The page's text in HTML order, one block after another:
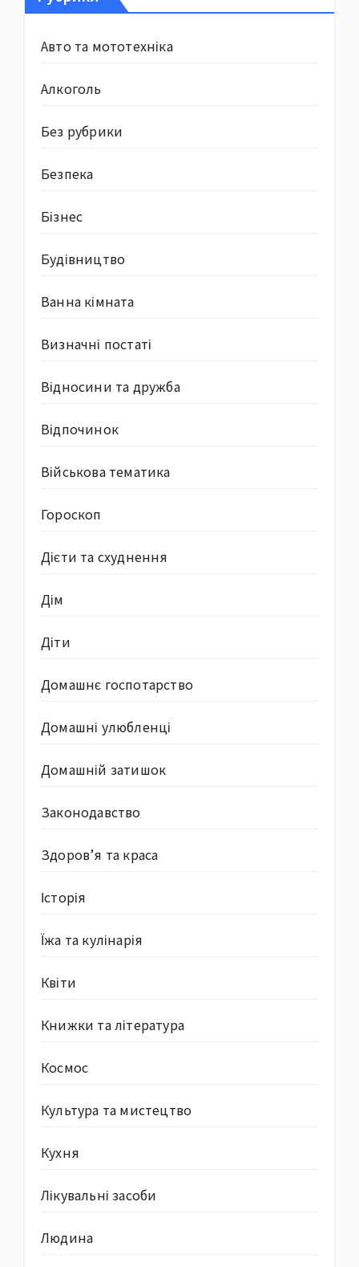
Авто та мототехніка
Алкоголь
Без рубрики
Безпека
Бізнес
Будівництво
Ванна кімната
Визначні постаті
Відносини та дружба
Відпочинок
Військова тематика
Гороскоп
Дієти та схуднення
Дім
Діти
Домашнє госпотарство
Домашні улюбленці
Домашній затишок
Законодавство
Здоров’я та краса
Історія
Їжа та кулінарія
Квіти
Книжки та література
Космос
Культура та мистецтво
Кухня
Лікувальні засоби
Людина